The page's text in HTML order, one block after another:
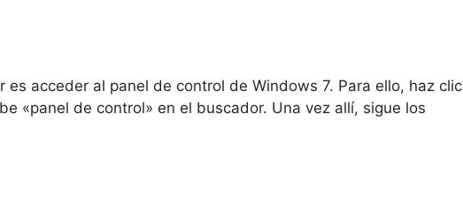
es acceder al panel de control de Windows 7. Para ello, haz clic
«panel de control» en el buscador. Una vez allí, sigue los